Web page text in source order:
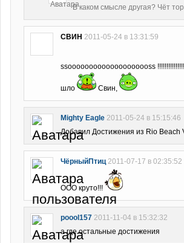
В каком смысле другая? Чёт
СВИН 2011-05-24 в 13:31:59
ssoooooooooooooooooooss
шло Свин,
Mighty Eagle 2011-05-24 в 15:15:46
Добавил Достижения из Rio Beach
ЧёрныйПтиц 2011-07-17 в 02:35:52
ООО круто!!!
poool157 2011-11-04 в 15:32:32
а где остальные достижения